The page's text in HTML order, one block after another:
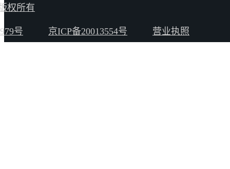
权所有
号 京ICP备20013554号 营业执照